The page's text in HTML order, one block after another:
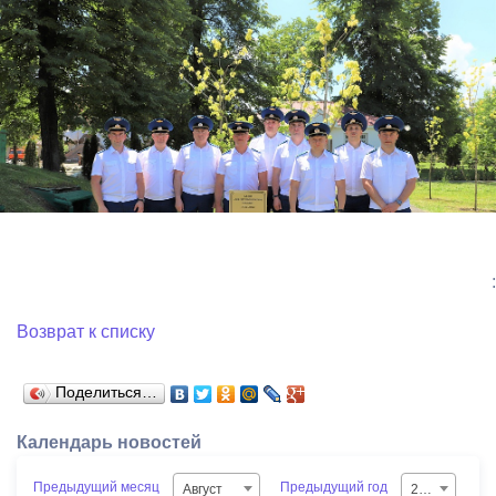
:
Возврат к списку
Поделиться…
Календарь новостей
Предыдущий месяц Август Предыдущий год